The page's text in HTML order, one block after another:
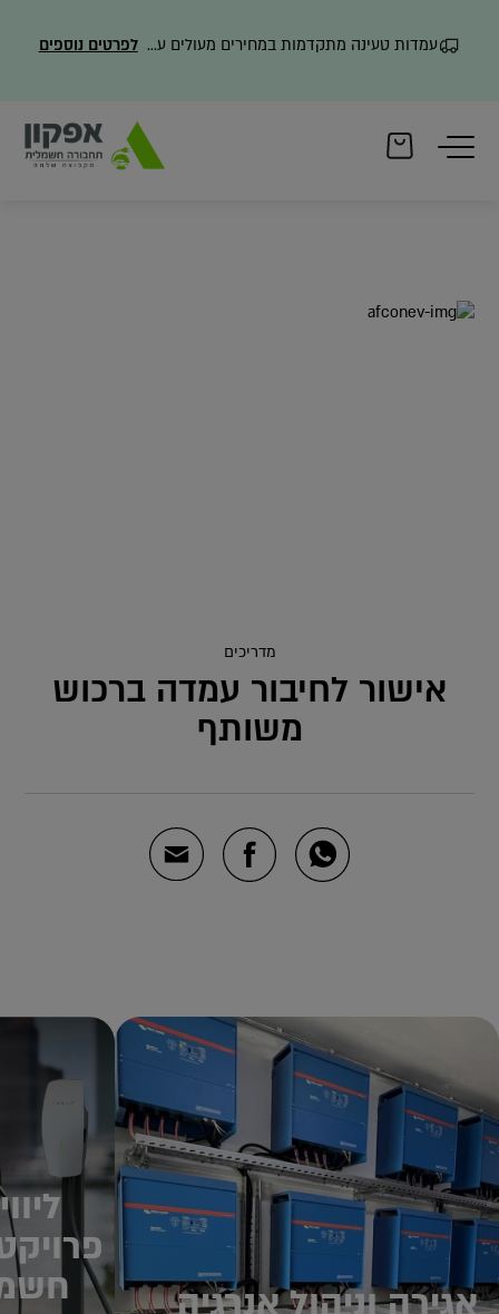
עמדות טעינה מתקדמות במחירים מעולים עם משלוח מהיר לפרטים נוספים
מדריכים
אישור לחיבור עמדה ברכוש
משותף
אגירה וניהול אנרגיה